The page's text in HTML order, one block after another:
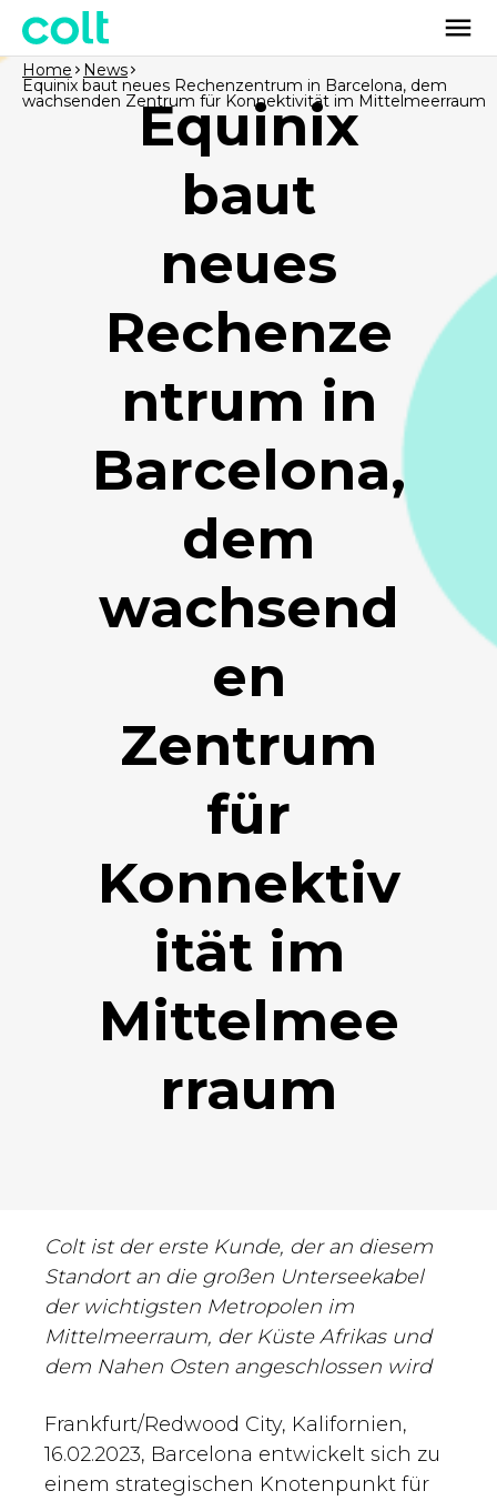
Equinix
baut
neues
Rechenze
ntrum in
Barcelona,
dem
wachsend
en
Zentrum
für
Konnektiv
ität im
Mittelmee
rraum
Home News
Equinix baut neues Rechenzentrum in Barcelona, dem
wachsenden Zentrum für Konnektivität im Mittelmeerraum
Colt ist der erste Kunde, der an diesem
Standort an die großen Unterseekabel
der wichtigsten Metropolen im
Mittelmeerraum, der Küste Afrikas und
dem Nahen Osten angeschlossen wird
Frankfurt/Redwood City, Kalifornien,
16.02.2023, Barcelona entwickelt sich zu
einem strategischen Knotenpunkt für